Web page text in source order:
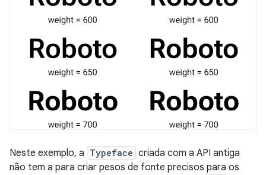
Neste exemplo, a Typeface criada com a API antiga
não tem a para criar pesos de fonte precisos para os